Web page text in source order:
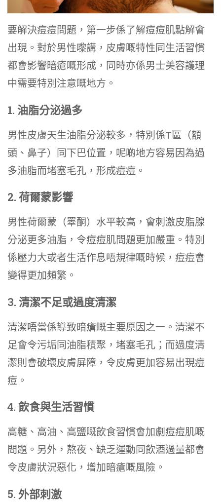
要解決痘痘問題，第一步係了解痘痘肌點解會
出現。對於男性嚟講，皮膚嘅特性同生活習慣
都會影響暗瘡嘅形成，同時亦係男士美容護理
中需要特別注意嘅地方。
1. 油脂分泌過多
男性皮膚天生油脂分泌較多，特別係T區（額
頭、鼻子）同下巴位置，呢啲地方容易因為過
多油脂而堵塞毛孔，形成痘痘。
2. 荷爾蒙影響
男性荷爾蒙（睪酮）水平較高，會刺激皮脂腺
分泌更多油脂，令痘痘肌問題更加嚴重。特別
係壓力大或者生活作息唔規律嘅時候，痘痘會
變得更加頻繁。
3. 清潔不足或過度清潔
清潔唔當係導致暗瘡嘅主要原因之一。清潔不
足會令污垢同油脂積聚，堵塞毛孔；而過度清
潔則會破壞皮膚屏障，令皮膚更加容易出現痘
痘。
4. 飲食與生活習慣
高糖、高油、高鹽嘅飲食習慣會加劇痘痘肌嘅
問題。另外，熬夜、缺乏運動同飲酒過量都會
令皮膚狀況惡化，增加暗瘡嘅風險。
5. 外部刺激